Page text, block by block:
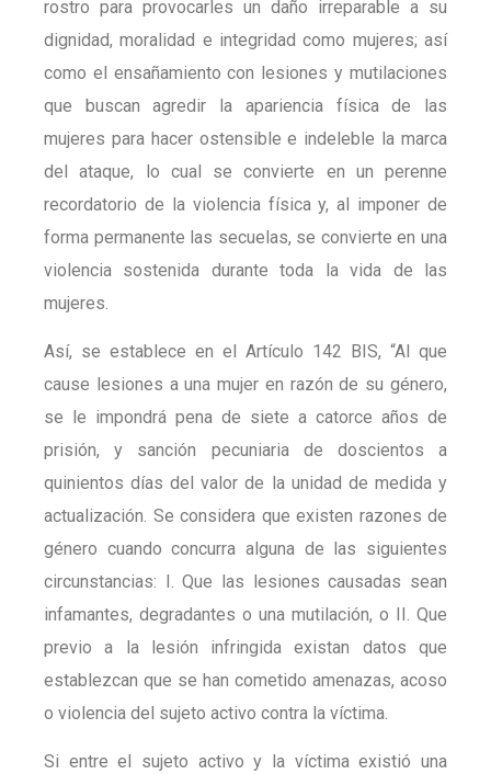
rostro para provocarles un daño irreparable a su
dignidad, moralidad e integridad como mujeres; así
como el ensañamiento con lesiones y mutilaciones
que buscan agredir la apariencia física de las
mujeres para hacer ostensible e indeleble la marca
del ataque, lo cual se convierte en un perenne
recordatorio de la violencia física y, al imponer de
forma permanente las secuelas, se convierte en una
violencia sostenida durante toda la vida de las
mujeres.
Así, se establece en el Artículo 142 BIS, “Al que
cause lesiones a una mujer en razón de su género,
se le impondrá pena de siete a catorce años de
prisión, y sanción pecuniaria de doscientos a
quinientos días del valor de la unidad de medida y
actualización. Se considera que existen razones de
género cuando concurra alguna de las siguientes
circunstancias: I. Que las lesiones causadas sean
infamantes, degradantes o una mutilación, o II. Que
previo a la lesión infringida existan datos que
establezcan que se han cometido amenazas, acoso
o violencia del sujeto activo contra la víctima.
Si entre el sujeto activo y la víctima existió una